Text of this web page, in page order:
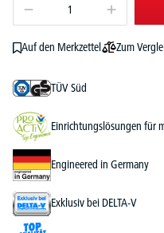
Auf den Merkzettel Zum
TÜV Süd
Einrichtungslösungen für
Engineered in Germany
Exklusiv bei DELTA-V